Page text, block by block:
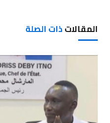
المقالاتذات الصلة